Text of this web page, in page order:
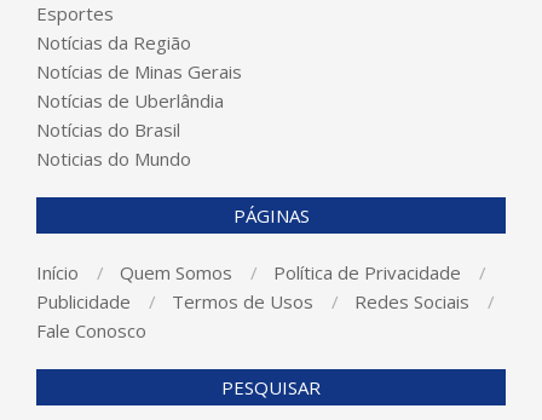
Esportes
Notícias da Região
Notícias de Minas Gerais
Notícias de Uberlândia
Notícias do Brasil
Noticias do Mundo
PÁGINAS
Início Quem Somos
Política de Privacidade
Publicidade
Termos de Usos
Redes Sociais
Fale Conosco
PESQUISAR